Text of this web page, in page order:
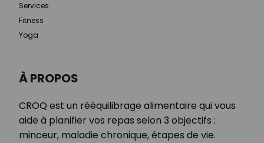
À PROPOS
CROQ est un rééquilibrage alimentaire qui vous
aide à planifier vos repas selon 3 objectifs :
minceur, maladie chronique, étapes de vie.
Services
Fitness
Yoga